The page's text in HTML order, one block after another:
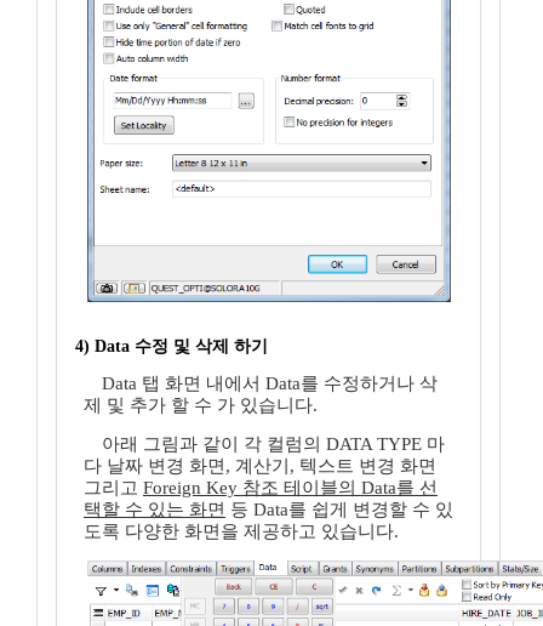
4) Data 수정 및 삭제 하기
Data 탭 화면 내에서 Data를 수정하거나 삭
제 및 추가 할 수 가 있습니다.
아래 그림과 같이 각 컬럼의 DATA TYPE 마
다 날짜 변경 화면, 계산기, 텍스트 변경 화면
그리고 Foreign Key 참조 테이블의 Data를 선
택할 수 있는 화면 등 Data를 쉽게 변경할 수 있
도록 다양한 화면을 제공하고 있습니다.